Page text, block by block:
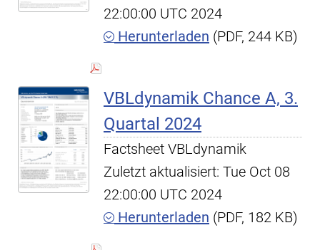
22:00:00 UTC 2024
Herunterladen (PDF, 244 KB)
VBLdynamik Chance A, 3.
Quartal 2024
Factsheet VBLdynamik
Zuletzt aktualisiert: Tue Oct 08
22:00:00 UTC 2024
Herunterladen (PDF, 182 KB)